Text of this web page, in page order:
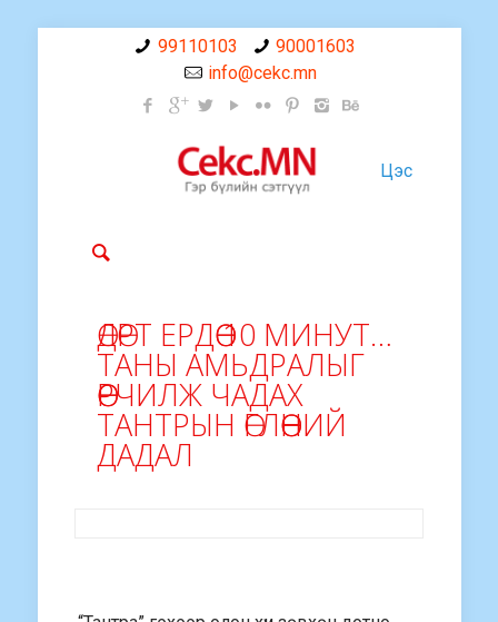
99110103
90001603
info@cekc.mn
Цэс
ӨДӨРТ ЕРДӨӨ 10 МИНУТ…
ТАНЫ АМЬДРАЛЫГ
ӨӨРЧИЛЖ ЧАДАХ
ТАНТРЫН ӨГЛӨӨНИЙ
ДАДАЛ